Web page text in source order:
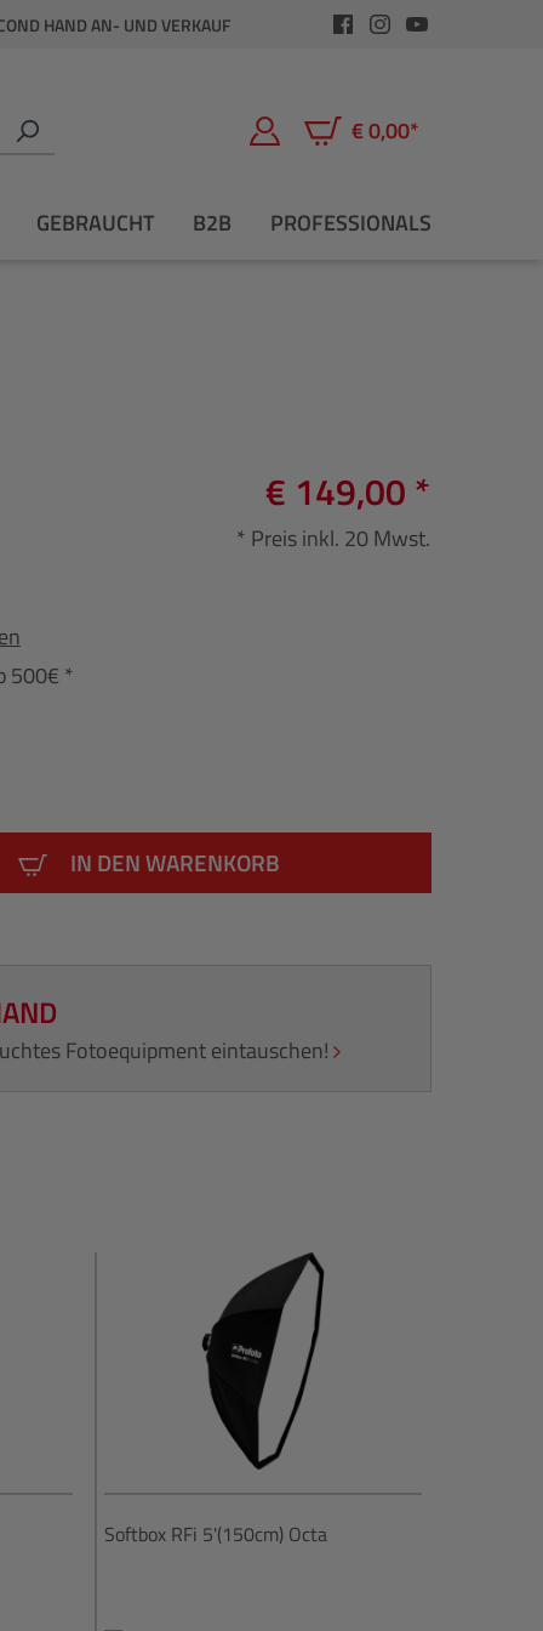
HAND AN- UND VERKAUF
€ 0,00*
Warenkorb enthält 0
GEBRAUCHT B2B PROFESSIONALS
€ 149,00 *
* Preis inkl. 20 Mwst.
500€ *
IN DEN WARENKORB
Fotoequipment eintauschen!
Softbox RFi 5'(150cm) Octa